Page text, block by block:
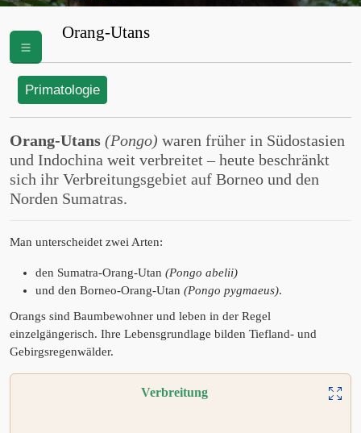
Orang-Utans
Primatologie
Orang-Utans (Pongo) waren früher in Südostasien
und Indochina weit verbreitet – heute beschränkt
sich ihr Verbreitungsgebiet auf Borneo und den
Norden Sumatras.
Man unterscheidet zwei Arten:
den Sumatra-Orang-Utan (Pongo abelii)
und den Borneo-Orang-Utan (Pongo pygmaeus).
Orangs sind Baumbewohner und leben in der Regel
einzelgängerisch. Ihre Lebensgrundlage bilden Tiefland- und
Gebirgsregenwälder.
Verbreitung